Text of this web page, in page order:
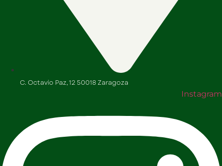
C. Octavio Paz, 12 50018 Zaragoza
Instagram